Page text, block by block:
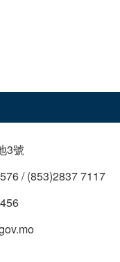
3號
/ (853)2837 7117